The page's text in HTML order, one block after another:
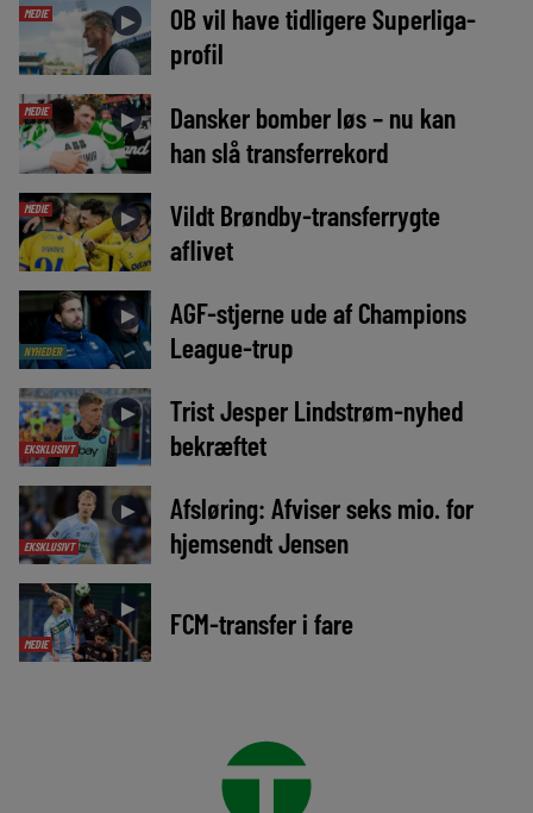
MEDIE ►
OB vil have tidligere Superliga-
profil
MEDIE ►
Dansker bomber løs – nu kan
han slå transferrekord
MEDIE ►
Vildt Brøndby-transferrygte
aflivet
NYHEDER
►
AGF-stjerne ude af Champions
League-trup
EKSKLUSIVT
►
Trist Jesper Lindstrøm-nyhed
bekræftet
EKSKLUSIVT
►
Afsløring: Afviser seks mio. for
hjemsendt Jensen
MEDIE
► FCM-transfer i fare